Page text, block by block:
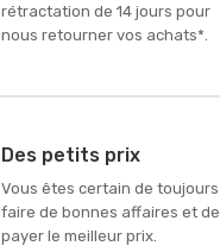
rétractation de 14 jours pour
nous retourner vos achats*.
Des petits prix
Vous êtes certain de toujours
faire de bonnes affaires et de
payer le meilleur prix.